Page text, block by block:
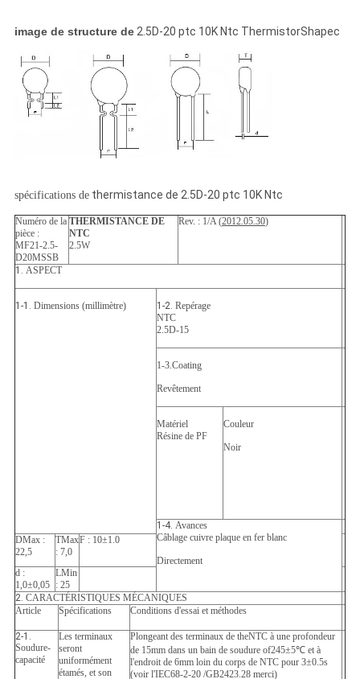
image de structure de2.5D-20 ptc 10K Ntc ThermistorShapec
spécifications dethermistance de 2.5D-20 ptc 10K Ntc
Numéro de la
pièce :
MF21-2.5-
D20MSSB
THERMISTANCE DE
NTC
2.5W
Rev. : 1/A (2012.05.30)
1. ASPECT
1-1. Dimensions (millimètre) 1-2. Repérage
NTC
2.5D-15
1-3.Coating
Revêtement
Matériel
Résine de PF
Couleur
Noir
1-4. Avances
Câblage cuivre plaque en fer blanc
Directement
DMax :
22,5
TMax
: 7,0
F : 10±1.0
d :
1,0±0,05
LMin
: 25
2. CARACTÉRISTIQUES MÉCANIQUES
Article
Spécifications Conditions d'essai et méthodes
2-1.
Soudure-
capacité
Les terminaux
seront
uniformément
étamés, et son
Plongeant des terminaux de theNTC à une profondeur
de 15mm dans un bain de soudure of245±5℃ et à
l'endroit de 6mm loin du corps de NTC pour 3±0.5s
(voir l'IEC68-2-20 /GB2423.28 merci)